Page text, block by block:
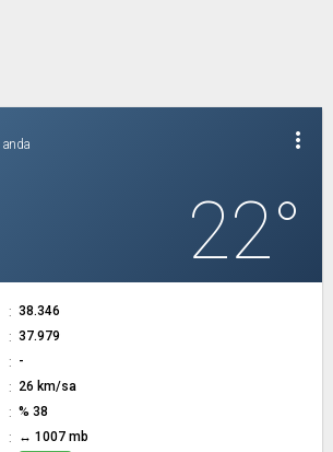
more_vert
anda
22°
38.346
37.979
-
26 km/sa
% 38
↔ 1007 mb